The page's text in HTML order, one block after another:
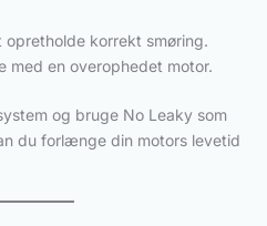
korrekt smøring.
med en overophedet motor.
og bruge No Leaky som
du forlænge din motors levetid